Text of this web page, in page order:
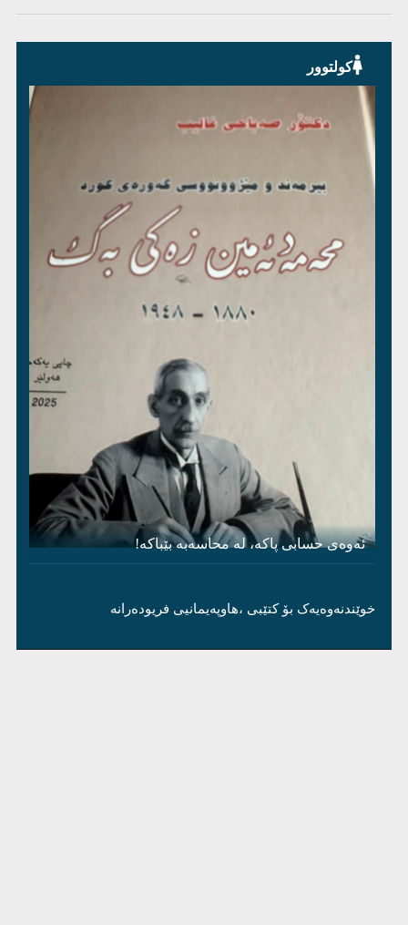
کولتوور
ئەوەی حسابی پاکە، لە محاسەبە بێباکە!
خوێندنەوەیەک بۆ کتێبی ،هاوپەیمانیی فریودەرانە